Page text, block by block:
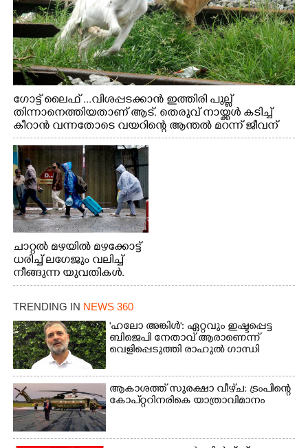
ഗോട്ട് ലൈഫ് ...വിശപ്പടക്കാൻ ഇത്തിരി പുല്ല്
തിന്നാനെത്തിയതാണ് ആട്. തെരുവ് നായ്ക്കൾ കടിച്ച്
കീറാൻ വന്നതോടെ വയറിന്റെ ആന്തൽ മറന്ന് ജീവന്
വേണ്ടിയായി ഓട്ടം. എറണാകുളം വാത്തുരുത്തിയിൽ
നിന്നുള്ള കാഴ്ച
ചാറ്റൽ മഴയിൽ മഴക്കോട്ട്
ധരിച്ച് ലഗേജും വലിച്ച്
നീങ്ങുന്ന യുവതികൾ.
എറണാകുളം മേനകയിൽ
നിന്നുള്ള കാഴ്ച
TRENDING IN NEWS 360
'ഹലോ അങ്കിൾ': ഏറ്റവും ഇഷ്ടപ്പെട്ട
ബിജെപി നേതാവ് ആരാണെന്ന്
വെളിപ്പെടുത്തി രാഹുൽ ഗാന്ധി
ആകാശത്ത് സുരക്ഷാ വീഴ്‌ച: ട്രംപിന്റെ
കോ‌പ്‌റ്ററിനരികെ യാത്രാവിമാനം